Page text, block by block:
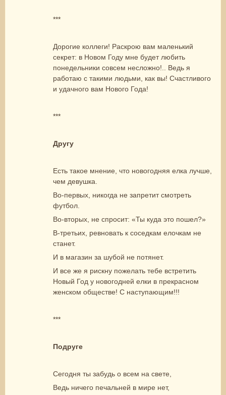
***
Дорогие коллеги! Раскрою вам маленький
секрет: в Новом Году мне будет любить
понедельники совсем несложно!.. Ведь я
работаю с такими людьми, как вы! Счастливого
и удачного вам Нового Года!
***
Другу
Есть такое мнение, что новогодняя елка лучше,
чем девушка.
Во-первых, никогда не запретит смотреть
футбол.
Во-вторых, не спросит: «Ты куда это пошел?»
В-третьих, ревновать к соседкам елочкам не
станет.
И в магазин за шубой не потянет.
И все же я рискну пожелать тебе встретить
Новый Год у новогодней елки в прекрасном
женском обществе! С наступающим!!!
***
Подруге
Сегодня ты забудь о всем на свете,
Ведь ничего печальней в мире нет,